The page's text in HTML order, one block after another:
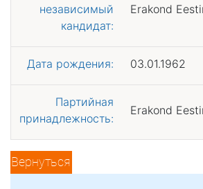
независимый
кандидат:
Erakond
Дата рождения: 03.01.1962
Партийная
принадлежность:
Erakond
Вернуться